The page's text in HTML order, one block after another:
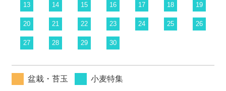
13 14 15 16 17 18 19
20 21 22 23 24 25 26
27 28 29 30
盆栽・苔玉 小麦特集